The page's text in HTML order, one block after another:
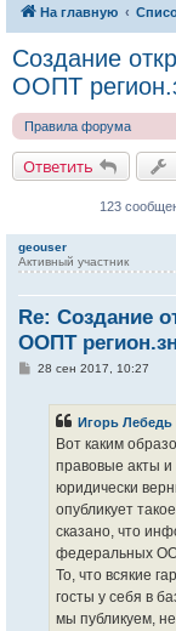
На главную
Создание
ООПТ
Правила форума
Ответить
123
geouser
Активный участник
Re: Создание
ООПТ
С28 сен 2017, 10:27
Игорь Лебедь
Вот каким
правовые акты
юридически
опубликует
сказано, что
федеральных
То, что всякие
госты у себя в
мы публикуем,